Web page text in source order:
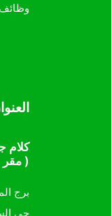
وظائف
كلام
( مقر
برج
حي